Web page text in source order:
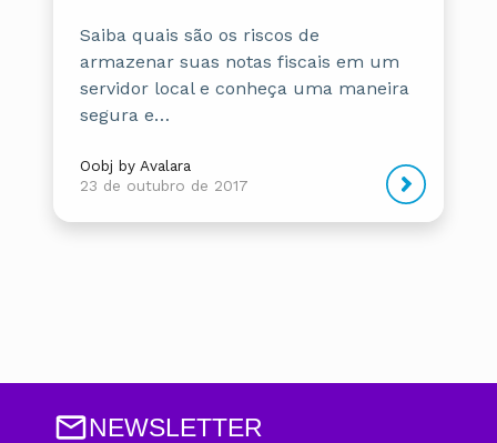
Saiba quais são os riscos de
armazenar suas notas fiscais em um
servidor local e conheça uma maneira
segura e…
Oobj by Avalara
23 de outubro de 2017
NEWSLETTER